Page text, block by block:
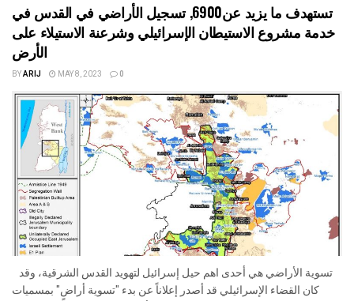
تستهدف ما يزيد عن6900, تسجيل الأراضي في القدس في
خدمة مشروع الاستيطان الإسرائيلي وشرعنة الاستيلاء على
الأرض
BYARIJ MAY 8, 2023 0
كان القضاء الإسرائيلي قد أصدر إعلاناً عن بدء "تسوية أراضٍ" بمسميات